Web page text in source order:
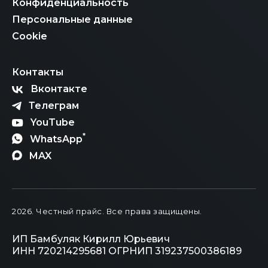
Конфиденциальность
Персональные данные
Cookie
Контакты
Вконтакте
Телеграм
YouTube
WhatsApp*
MAX
2026 . Честный прайс. Все права защищены.
ИП Бамбуляк Кирилл Юрьевич
ИНН 720214295681 ОГРНИП 319237500386189